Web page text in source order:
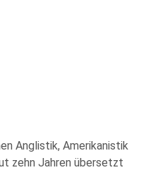
Anglistik, Amerikanistik
zehn Jahren übersetzt